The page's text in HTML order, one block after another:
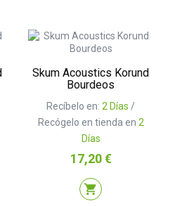
Skum Acoustics Korund
Bourdeos
Recíbelo en: 2 Días /
Recógelo en tienda en 2
Días
Precio
17,20 €
shopping_cart